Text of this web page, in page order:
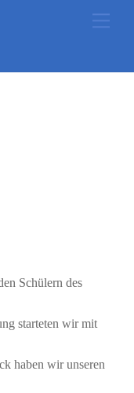
Schülern des
starteten wir mit
haben wir unseren